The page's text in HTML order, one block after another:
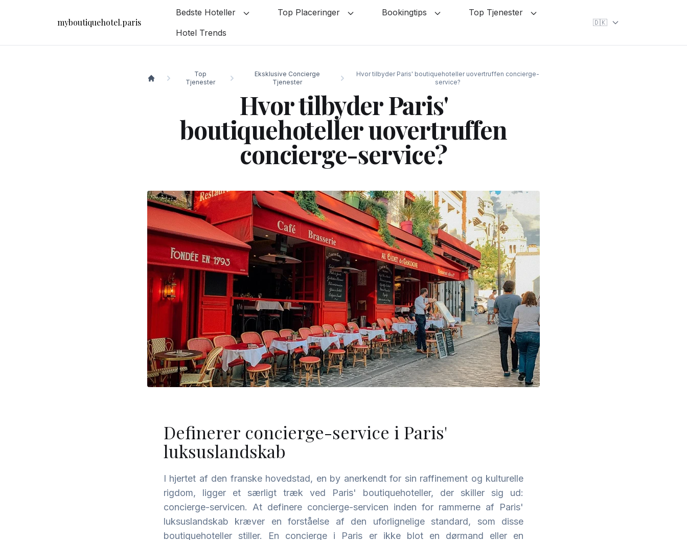
myboutiquehotel.paris
Bedste Hoteller Top Placeringer Bookingtips
Top Tjenester
Hotel Trends
🇩🇰
myboutiquehotel.paris
Top
Tjenester
Eksklusive Concierge
Tjenester
Hvor tilbyder Paris' boutiquehoteller uovertruffen concierge-
service?
Hvor tilbyder Paris'
boutiquehoteller uovertruffen
concierge-service?
Definerer concierge-service i Paris'
luksuslandskab
I hjertet af den franske hovedstad, en by anerkendt for sin raffinement og kulturelle
rigdom, ligger et særligt træk ved Paris' boutiquehoteller, der skiller sig ud:
concierge-servicen. At definere concierge-servicen inden for rammerne af Paris'
luksuslandskab kræver en forståelse af den uforlignelige standard, som disse
boutiquehoteller stiller. En concierge i Paris er ikke blot en dørmand eller en